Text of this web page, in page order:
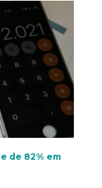
de 82% em